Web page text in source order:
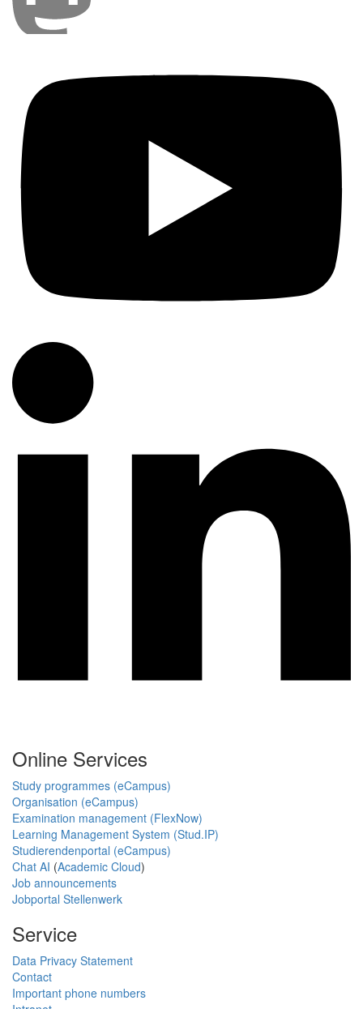
Online Services
Study programmes (eCampus)
Organisation (eCampus)
Examination management (FlexNow)
Learning Management System (Stud.IP)
Studierendenportal (eCampus)
Chat AI (Academic Cloud)
Job announcements
Jobportal Stellenwerk
Service
Data Privacy Statement
Contact
Important phone numbers